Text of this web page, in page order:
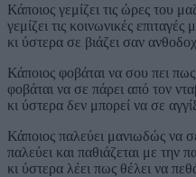
Κάποιος γεμίζει τις ώρες του
γεμίζει τις κοινωνικές επιταγές
κι ύστερα σε βιάζει σαν
Κάποιος φοβάται να σου πει
φοβάται να σε πάρει από τον
κι ύστερα δεν μπορεί να σε
Κάποιος παλεύει μανιωδώς να
παλεύει και παθιάζεται με την
κι ύστερα λέει πως θέλει να